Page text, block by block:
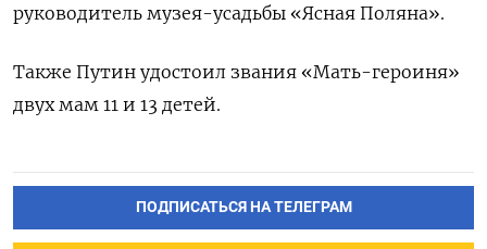
руководитель музея-усадьбы «Ясная Поляна».
Также Путин удостоил звания «Мать-героиня»
двух мам 11 и 13 детей.
ПОДПИСАТЬСЯ НА ТЕЛЕГРАМ